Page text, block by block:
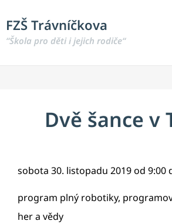
FZŠ Trávníčkova
“Škola pro děti i jejich rodiče“
Dvě šance v
sobota 30. listopadu 2019 od 9:00
program plný robotiky,
her a vědy